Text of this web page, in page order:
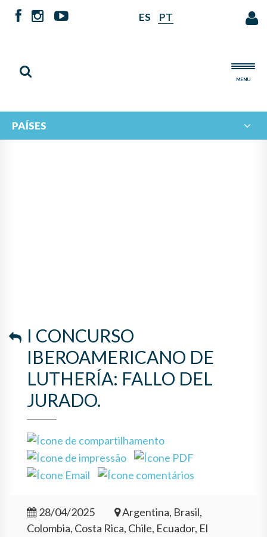
ES PT
MENU
PAÍSES
I CONCURSO
IBEROAMERICANO DE
LUTHERÍA: FALLO DEL
JURADO.
28/04/2025
Argentina, Brasil,
Colombia, Costa Rica, Chile, Ecuador, El